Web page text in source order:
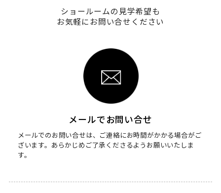
ショールームの見学希望も
お気軽にお問い合せください
メールでお問い合せ
メールでのお問い合せは、ご連絡にお時間がかかる場合がご
ざいます。 あらかじめご了承くださるようお願いいたしま
す。